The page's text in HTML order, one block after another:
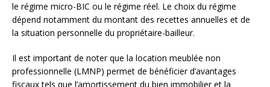
le régime micro-BIC ou le régime réel. Le choix du régime
dépend notamment du montant des recettes annuelles et de
la situation personnelle du propriétaire-bailleur.
Il est important de noter que la location meublée non
professionnelle (LMNP) permet de bénéficier d’avantages
fiscaux tels que l’amortissement du bien immobilier et la